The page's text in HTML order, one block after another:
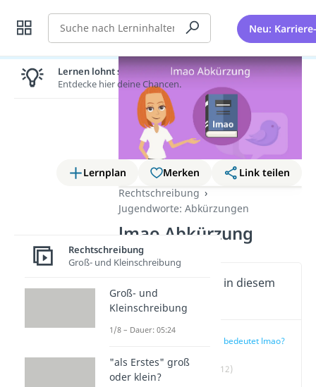
Suche Neu:
Lernplan Merken
Link teilen
Rechtschreibung
Jugendworte: Abkürzungen
lmao Abkürzung
Wichtige Inhalte in diesem
Video
Was bedeutet lmao?
(00:12)
Lernen lohnt sich!
Entdecke hier deine Chancen.
Rechtschreibung
Groß- und Kleinschreibung
Groß- und
Kleinschreibung
1/8 – Dauer: 05:24
"als Erstes" groß
oder klein?